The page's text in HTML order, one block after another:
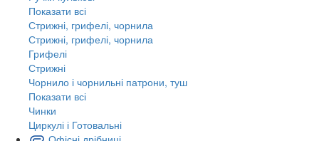
Показати всі
Стрижні, грифелі, чорнила
Стрижні, грифелі, чорнила
Грифелі
Стрижні
Чорнило і чорнильні патрони, туш
Показати всі
Чинки
Циркулі і Готовальні